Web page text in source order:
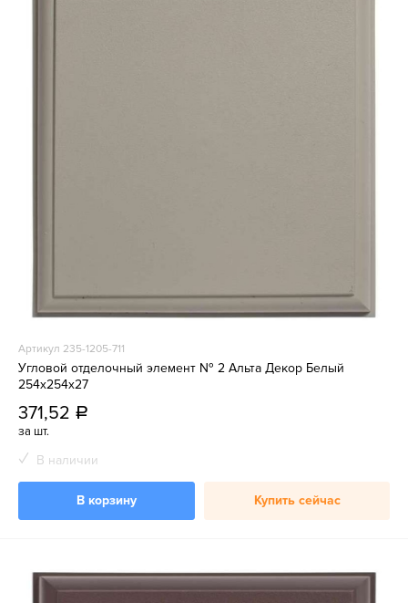
Артикул 235-1205-711
Угловой отделочный элемент № 2 Альта Декор Белый
254х254х27
371,52 a
за шт.
В наличии
В корзину Купить сейчас